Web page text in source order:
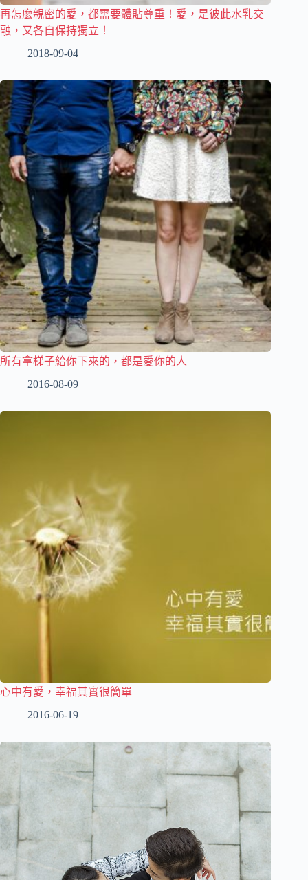
再怎麼親密的愛，都需要體貼尊重！愛，是彼此水乳交
融，又各自保持獨立！
2018-09-04
所有拿梯子給你下來的，都是愛你的人
2016-08-09
心中有愛，幸福其實很簡單
2016-06-19